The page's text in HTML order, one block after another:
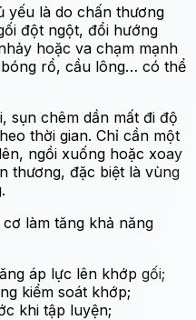
yếu là do chấn thương
đột ngột, đổi hướng
hoặc va chạm mạnh
rổ, cầu lông… có thể
sụn chêm dần mất đi độ
thời gian. Chỉ cần một
ngồi xuống hoặc xoay
thương, đặc biệt là vùng
làm tăng khả năng
áp lực lên khớp gối;
kiểm soát khớp;
khi tập luyện;